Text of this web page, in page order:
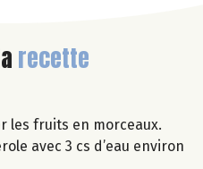
recette
les fruits en morceaux.
avec 3 cs d’eau environ